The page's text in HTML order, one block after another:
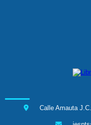
Calle Amauta